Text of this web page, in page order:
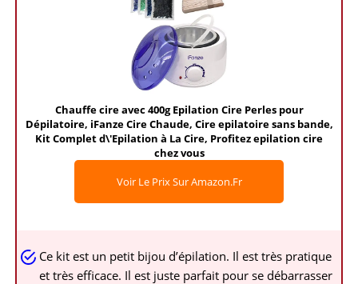
Chauffe cire avec 400g Epilation Cire Perles pour
Dépilatoire, iFanze Cire Chaude, Cire epilatoire sans bande,
Kit Complet d\'Epilation à La Cire, Profitez epilation cire
chez vous
Voir Le Prix Sur Amazon.fr
Ce kit est un petit bijou d’épilation. Il est très pratique
et très efficace. Il est juste parfait pour se débarrasser